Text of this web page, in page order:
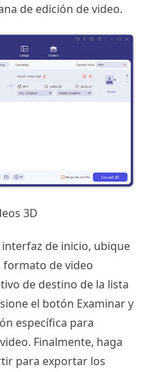
de edición de video.
3D
de inicio, ubique
formato de video
de destino de la lista
el botón Examinar y
específica para
Finalmente, haga
para exportar los